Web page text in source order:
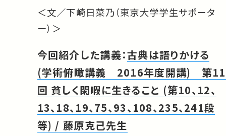
＜文／下崎日菜乃（東京大学学生サポータ
ー）＞
今回紹介した講義：古典は語りかける
(学術俯瞰講義 2016年度開講) 第11
回 貧しく閑暇に生きること (第10、12、
13、18、19、75、93、108、235、241段
等) / 藤原克己先生